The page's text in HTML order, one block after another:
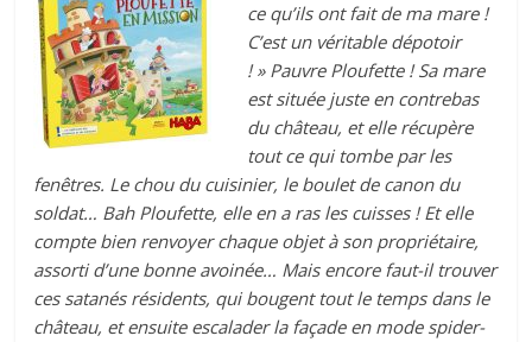
ce qu’ils ont fait de ma mare !
C’est un véritable dépotoir
! » Pauvre Ploufette ! Sa mare
est située juste en contrebas
du château, et elle récupère
tout ce qui tombe par les
fenêtres. Le chou du cuisinier, le boulet de canon du
soldat… Bah Ploufette, elle en a ras les cuisses ! Et elle
compte bien renvoyer chaque objet à son propriétaire,
assorti d’une bonne avoinée… Mais encore faut-il trouver
ces satanés résidents, qui bougent tout le temps dans le
château, et ensuite escalader la façade en mode spider-